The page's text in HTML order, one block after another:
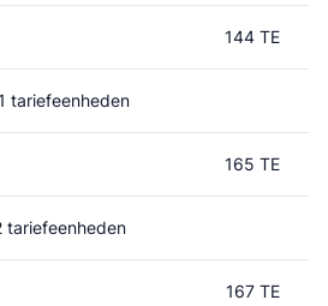
144 TE
tariefeenheden
165 TE
tariefeenheden
167 TE